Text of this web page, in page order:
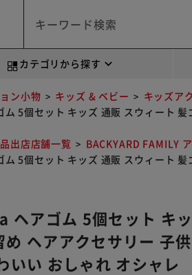
カテゴリから探す
ン小物 キッズ & ベビー
キッズア
5個セット キッズ 通販 スウィート
出店店舗一覧
BACKYARD FAMILY
5個セット キッズ 通販 スウィート
ヘアゴム 5個セット キ
ヘアアクセサリー 子
いい おしゃれ オシャレ